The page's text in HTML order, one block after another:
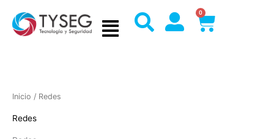
contenido
0
Cart
Inicio / Redes
Redes